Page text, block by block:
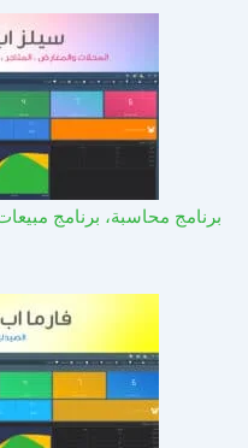
برنامج محاسبة، برنامج